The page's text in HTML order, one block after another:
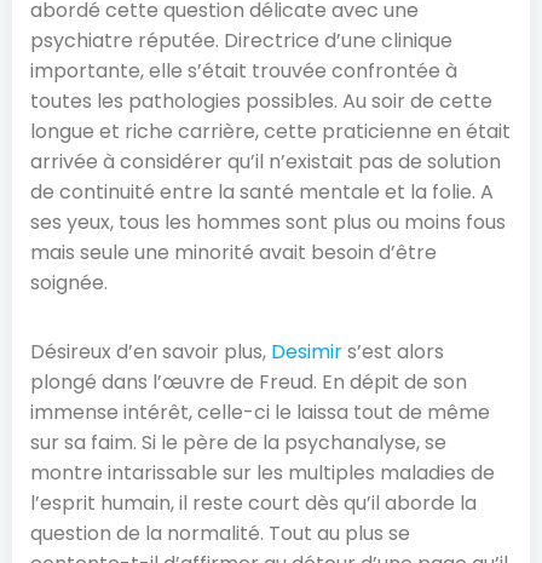
abordé cette question délicate avec une
psychiatre réputée. Directrice d’une clinique
importante, elle s’était trouvée confrontée à
toutes les pathologies possibles. Au soir de cette
longue et riche carrière, cette praticienne en était
arrivée à considérer qu’il n’existait pas de solution
de continuité entre la santé mentale et la folie. A
ses yeux, tous les hommes sont plus ou moins fous
mais seule une minorité avait besoin d’être
soignée.
Désireux d’en savoir plus, Desimirs’est alors
plongé dans l’œuvre de Freud. En dépit de son
immense intérêt, celle-ci le laissa tout de même
sur sa faim. Si le père de la psychanalyse, se
montre intarissable sur les multiples maladies de
l’esprit humain, il reste court dès qu’il aborde la
question de la normalité. Tout au plus se